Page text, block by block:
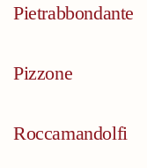
Pietrabbondante
Pizzone
Roccamandolfi